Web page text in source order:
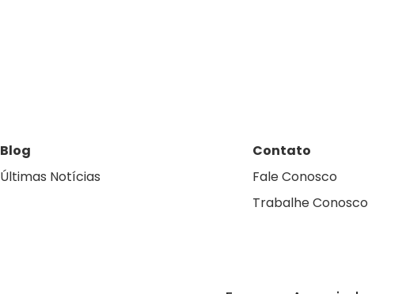
Blog
Últimas Notícias
Contato
Fale Conosco
Trabalhe Conosco